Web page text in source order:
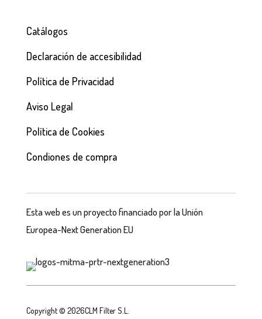
Catálogos
Declaración de accesibilidad
Política de Privacidad
Aviso Legal
Política de Cookies
Condiones de compra
Esta web es un proyecto financiado por la Unión
Europea-Next Generation EU
Copyright © 2026CLM Filter S.L.